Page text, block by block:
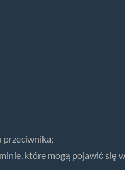
przeciwnika;
które mogą pojawić się